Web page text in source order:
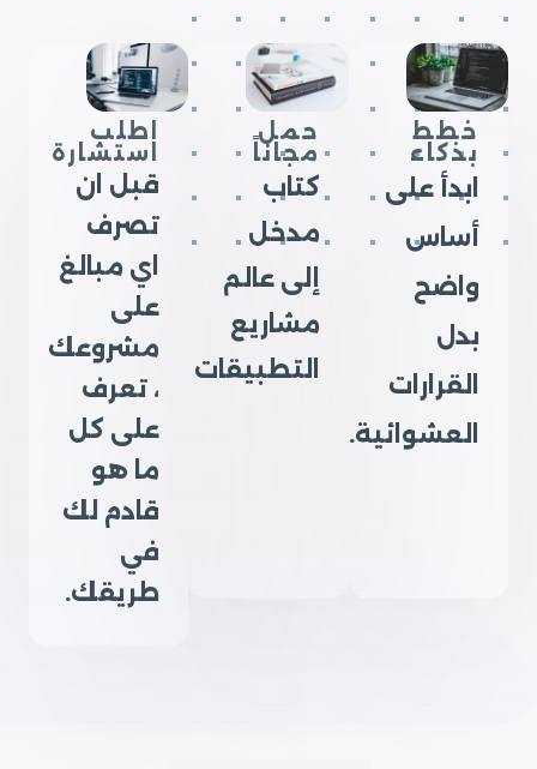
خطط
بذكاء
ابدأ على
أساس
واضح
بدل
القرارات
العشوائية.
حمل
مجاناً
كتاب
مدخل
إلى عالم
مشاريع
التطبيقات
اطلب
استشارة
قبل ان
تصرف
اي مبالغ
على
مشروعك
، تعرف
على كل
ما هو
قادم لك
في
طريقك.